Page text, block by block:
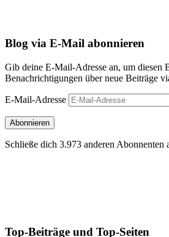
Blog via E-Mail abonnieren
Gib deine E-Mail-Adresse an, um diesen
Benachrichtigungen über neue Beiträge
E-Mail-Adresse
Abonnieren
Schließe dich 3.973 anderen Abonnenten
Top-Beiträge und Top-Seiten